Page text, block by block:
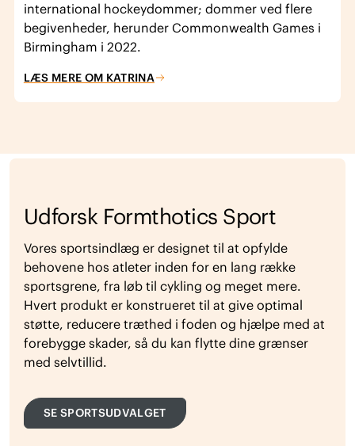
international hockeydommer; dommer ved flere
begivenheder, herunder Commonwealth Games i
Birmingham i 2022.
LÆS MERE OM KATRINA
Udforsk Formthotics Sport
Vores sportsindlæg er designet til at opfylde
behovene hos atleter inden for en lang række
sportsgrene, fra løb til cykling og meget mere.
Hvert produkt er konstrueret til at give optimal
støtte, reducere træthed i foden og hjælpe med at
forebygge skader, så du kan flytte dine grænser
med selvtillid.
SE SPORTSUDVALGET